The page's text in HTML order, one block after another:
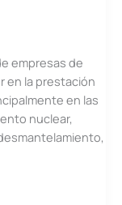
empresas de
en la prestación
en las
nuclear,